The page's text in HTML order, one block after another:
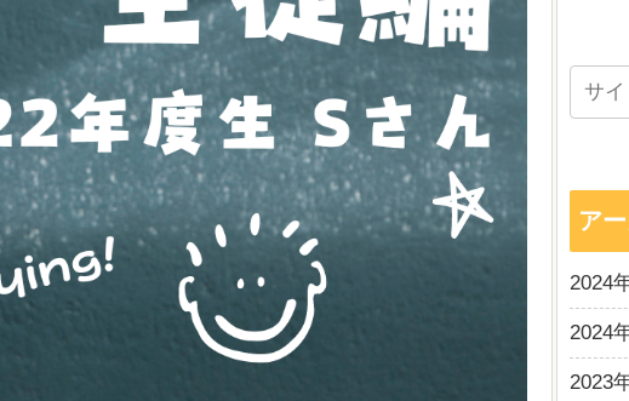
ア
2024
2024
2023